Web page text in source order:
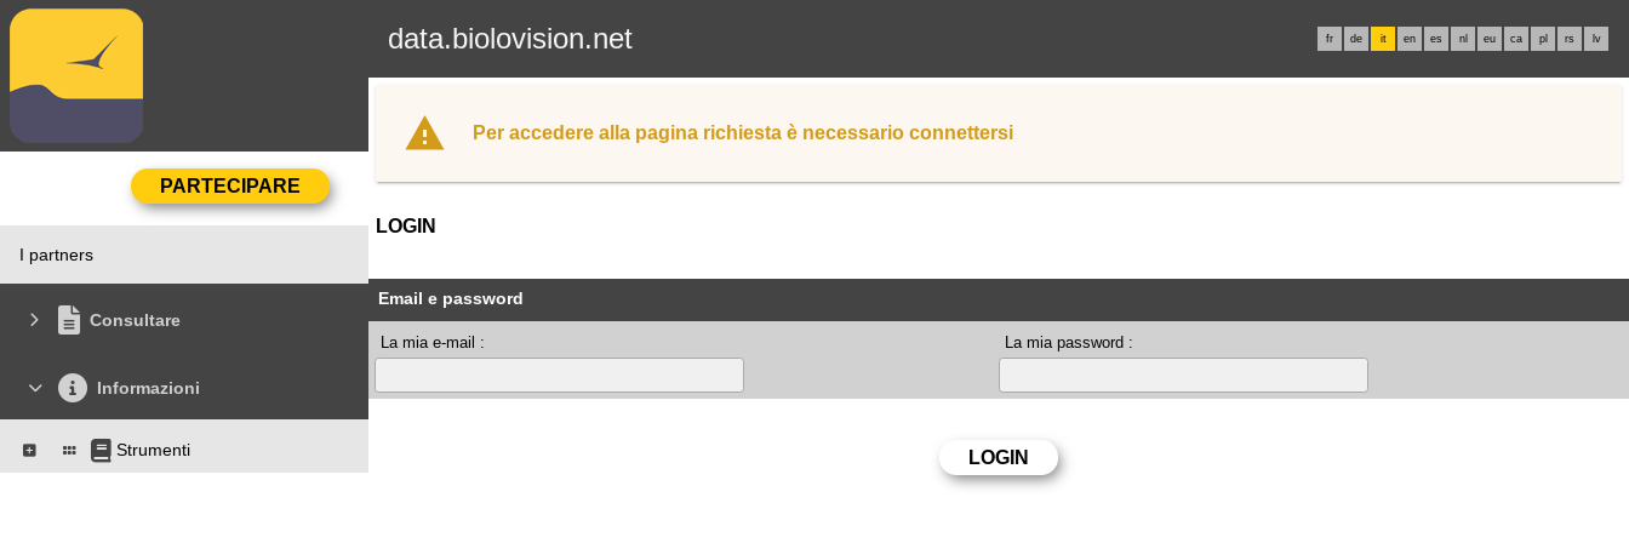
data.biolovision.net fr de it en es nl eu ca pl rs lv
I partners
Consultare
Informazioni
Strumenti
Per accedere alla pagina richiesta è necessario connettersi
LOGIN
Email e password
La mia e-mail : La mia password :